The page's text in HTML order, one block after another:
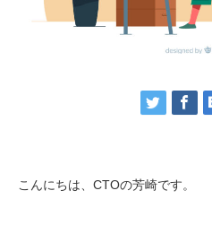
こんにちは、CTOの芳崎です。